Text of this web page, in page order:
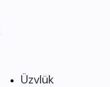
Üzvlük